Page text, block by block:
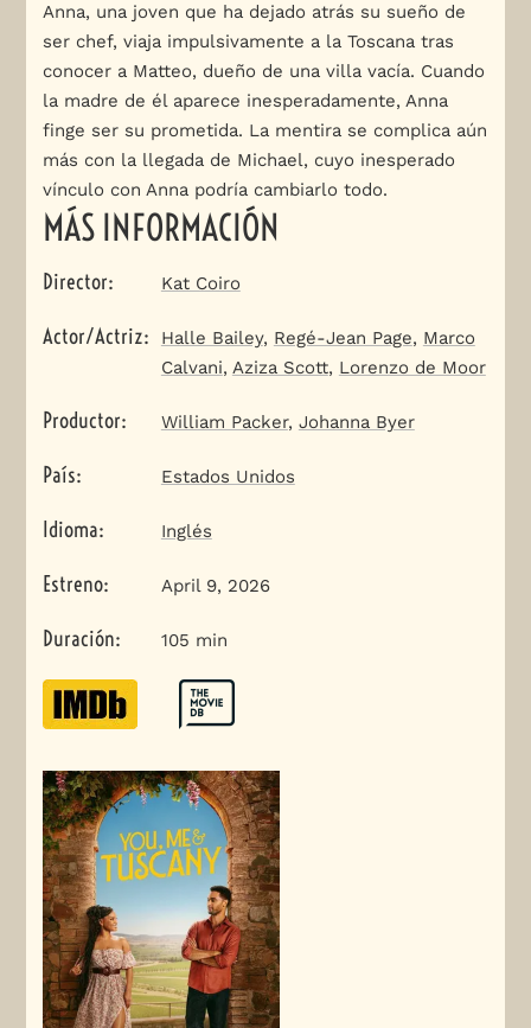
Anna, una joven que ha dejado atrás su sueño de
ser chef, viaja impulsivamente a la Toscana tras
conocer a Matteo, dueño de una villa vacía. Cuando
la madre de él aparece inesperadamente, Anna
finge ser su prometida. La mentira se complica aún
más con la llegada de Michael, cuyo inesperado
vínculo con Anna podría cambiarlo todo.
MÁS INFORMACIÓN
Director: Kat Coiro
Actor/Actriz: Halle Bailey, Regé-Jean Page, Marco
Calvani, Aziza Scott, Lorenzo de Moor
Productor: William Packer, Johanna Byer
País: Estados Unidos
Idioma: Inglés
Estreno: April 9, 2026
Duración: 105 min